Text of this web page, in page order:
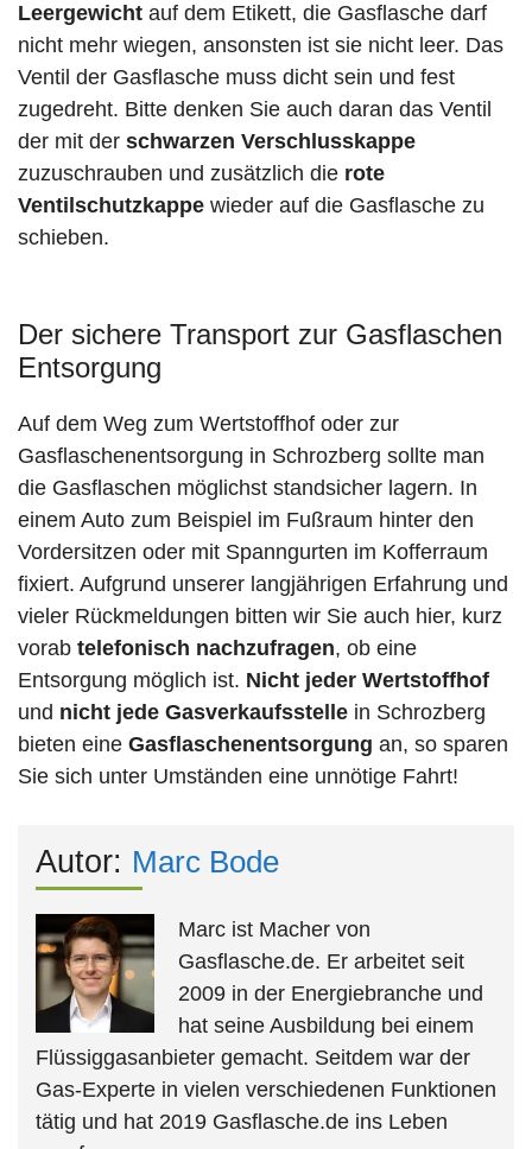
Leergewicht auf dem Etikett, die Gasflasche darf
nicht mehr wiegen, ansonsten ist sie nicht leer. Das
Ventil der Gasflasche muss dicht sein und fest
zugedreht. Bitte denken Sie auch daran das Ventil
der mit der schwarzen Verschlusskappe
zuzuschrauben und zusätzlich die rote
Ventilschutzkappe wieder auf die Gasflasche zu
schieben.
Der sichere Transport zur Gasflaschen
Entsorgung
Auf dem Weg zum Wertstoffhof oder zur
Gasflaschenentsorgung in Schrozberg sollte man
die Gasflaschen möglichst standsicher lagern. In
einem Auto zum Beispiel im Fußraum hinter den
Vordersitzen oder mit Spanngurten im Kofferraum
fixiert. Aufgrund unserer langjährigen Erfahrung und
vieler Rückmeldungen bitten wir Sie auch hier, kurz
vorab telefonisch nachzufragen, ob eine
Entsorgung möglich ist. Nicht jeder Wertstoffhof
und nicht jede Gasverkaufsstelle in Schrozberg
bieten eine Gasflaschenentsorgung an, so sparen
Sie sich unter Umständen eine unnötige Fahrt!
Autor: Marc Bode
Marc ist Macher von
Gasflasche.de. Er arbeitet seit
2009 in der Energiebranche und
hat seine Ausbildung bei einem
Flüssiggasanbieter gemacht. Seitdem war der
Gas-Experte in vielen verschiedenen Funktionen
tätig und hat 2019 Gasflasche.de ins Leben